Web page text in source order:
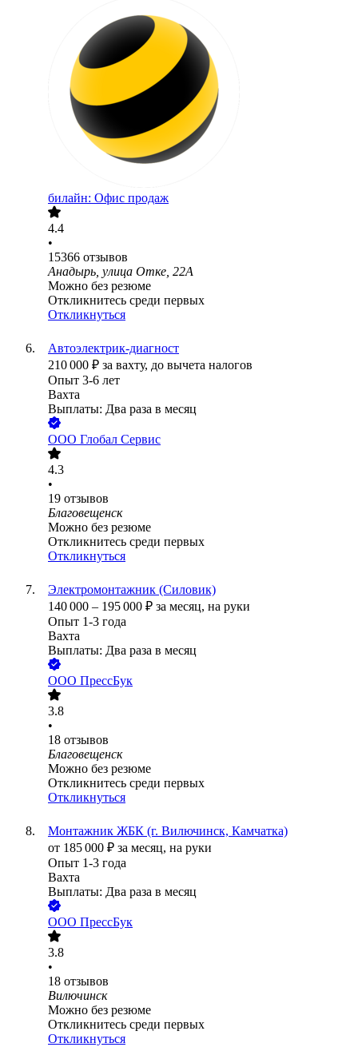
билайн: Офис продаж
4.4
•
15366 отзывов
Анадырь, улица Отке, 22А
Можно без резюме
Откликнитесь среди первых
Откликнуться
Автоэлектрик-диагност
210 000 ₽ за вахту, до вычета налогов
Опыт 3-6 лет
Вахта
Выплаты: Два раза в месяц
ООО Глобал Сервис
4.3
•
19 отзывов
Благовещенск
Можно без резюме
Откликнитесь среди первых
Откликнуться
Электромонтажник (Силовик)
140 000 – 195 000 ₽ за месяц, на руки
Опыт 1-3 года
Вахта
Выплаты: Два раза в месяц
ООО ПрессБук
3.8
•
18 отзывов
Благовещенск
Можно без резюме
Откликнитесь среди первых
Откликнуться
Монтажник ЖБК (г. Вилючинск, Камчатка)
от 185 000 ₽ за месяц, на руки
Опыт 1-3 года
Вахта
Выплаты: Два раза в месяц
ООО ПрессБук
3.8
•
18 отзывов
Вилючинск
Можно без резюме
Откликнитесь среди первых
Откликнуться